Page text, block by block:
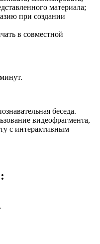
материала;
при создании
в совместной
беседа.
видеофрагмента,
с интерактивным